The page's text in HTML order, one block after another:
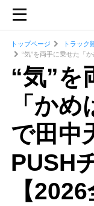
トップページ
トラック
“気”を両手に乗せた「
“気”を
「かめ
で田中
PUSH
【